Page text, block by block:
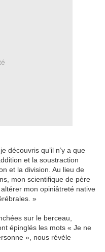
découvris qu’il n’y a que
et la soustraction
et la division. Au lieu de
mon scientifique de père
mon opiniâtreté native
»
sur le berceau,
épinglés les mots « Je ne
», nous révèle